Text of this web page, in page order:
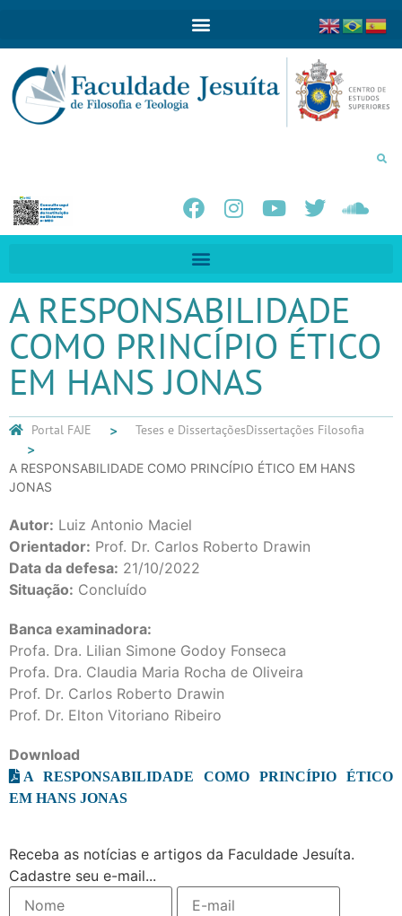
A RESPONSABILIDADE
COMO PRINCÍPIO ÉTICO
EM HANS JONAS
Portal FAJE Teses e DissertaçõesDissertações Filosofia
A RESPONSABILIDADE COMO PRINCÍPIO ÉTICO EM HANS
JONAS
Autor: Luiz Antonio Maciel
Orientador: Prof. Dr. Carlos Roberto Drawin
Data da defesa: 21/10/2022
Situação: Concluído
Banca examinadora:
Profa. Dra. Lilian Simone Godoy Fonseca
Profa. Dra. Claudia Maria Rocha de Oliveira
Prof. Dr. Carlos Roberto Drawin
Prof. Dr. Elton Vitoriano Ribeiro
Download
A RESPONSABILIDADE COMO PRINCÍPIO ÉTICO
EM HANS JONAS
Receba as notícias e artigos da Faculdade Jesuíta.
Cadastre seu e-mail...